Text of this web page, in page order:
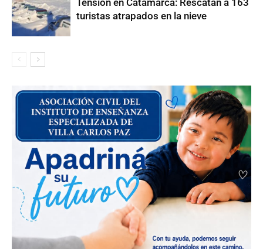
turistas atrapados en la nieve